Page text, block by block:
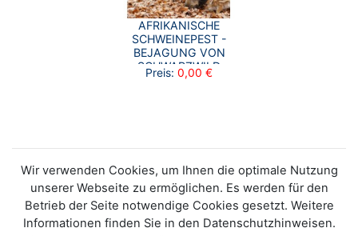
AFRIKANISCHE
SCHWEINEPEST -
BEJAGUNG VON
SCHWARZWILD
Preis: 0,00 €
Wir verwenden Cookies, um Ihnen die optimale Nutzung
unserer Webseite zu ermöglichen. Es werden für den
Betrieb der Seite notwendige Cookies gesetzt. Weitere
Informationen finden Sie in den Datenschutzhinweisen.